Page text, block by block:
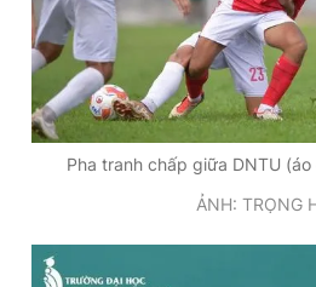
Pha tranh chấp giữa DNTU (áo
ẢNH: TRỌNG